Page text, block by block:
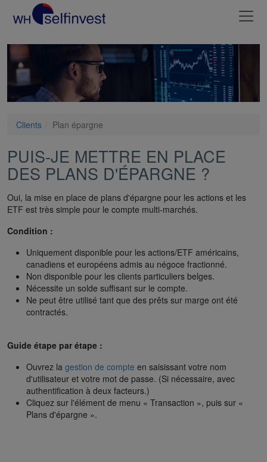
Clients Plan épargne
PUIS-JE METTRE EN PLACE
DES PLANS D'ÉPARGNE ?
Oui, la mise en place de plans d'épargne pour les actions et les
ETF est très simple pour le compte multi-marchés.
Condition :
Uniquement disponible pour les actions/ETF américains,
canadiens et européens admis au négoce fractionné.
Non disponible pour les clients particuliers belges.
Nécessite un solde suffisant sur le compte.
Ne peut être utilisé tant que des prêts sur marge ont été
contractés.
Guide étape par étape :
Ouvrez la gestion de compte en saisissant votre nom
d'utilisateur et votre mot de passe. (Si nécessaire, avec
authentification à deux facteurs.)
Cliquez sur l'élément de menu « Transaction », puis sur «
Plans d'épargne ».